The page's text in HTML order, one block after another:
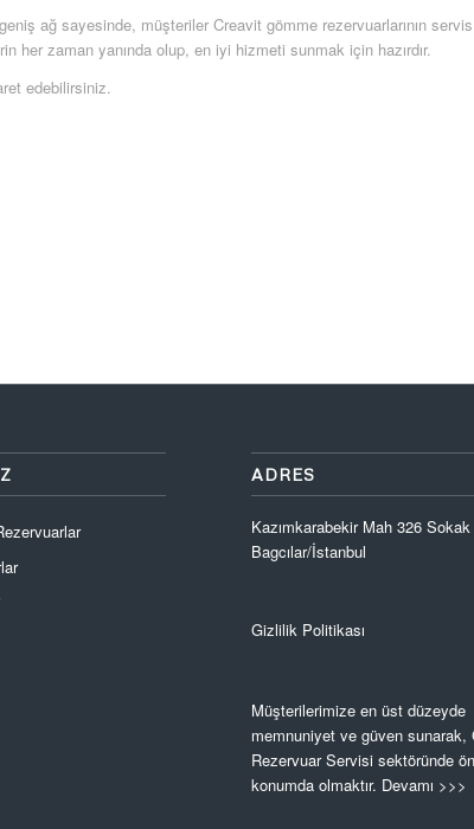
ağ sayesinde, müşteriler Creavit gömme rezervuarlarının servis
her zaman yanında olup, en iyi hizmeti sunmak için hazırdır.
edebilirsiniz.
ADRES
Kazımkarabekir Mah 326
Bagcılar/İstanbul
Gizlilik Politikası
Müşterilerimize en üst düzeyde
memnuniyet ve güven sunarak,
Rezervuar Servisi sektöründe
konumda olmaktır. Devamı >>>